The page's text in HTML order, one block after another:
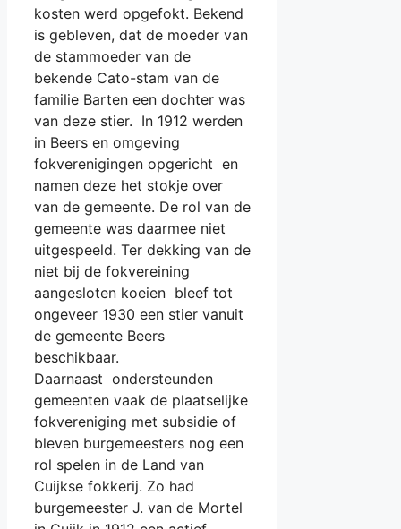
kosten werd opgefokt. Bekend
is gebleven, dat de moeder van
de stammoeder van de
bekende Cato-stam van de
familie Barten een dochter was
van deze stier. In 1912 werden
in Beers en omgeving
fokverenigingen opgericht en
namen deze het stokje over
van de gemeente. De rol van de
gemeente was daarmee niet
uitgespeeld. Ter dekking van de
niet bij de fokvereining
aangesloten koeien bleef tot
ongeveer 1930 een stier vanuit
de gemeente Beers
beschikbaar.
Daarnaast ondersteunden
gemeenten vaak de plaatselijke
fokvereniging met subsidie of
bleven burgemeesters nog een
rol spelen in de Land van
Cuijkse fokkerij. Zo had
burgemeester J. van de Mortel